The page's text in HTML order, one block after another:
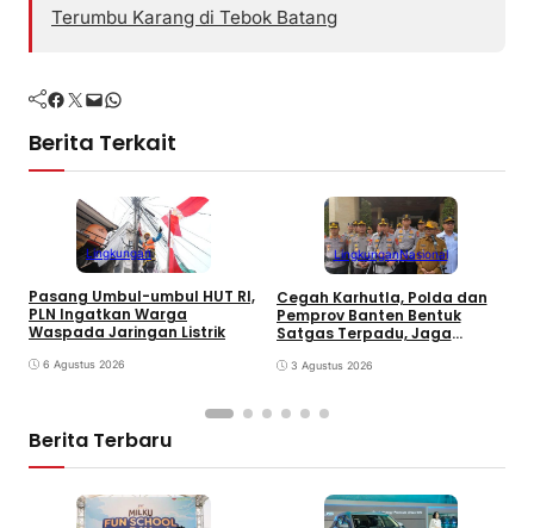
Terumbu Karang di Tebok Batang
Facebook Twitter Mail WhatsApp
Berita Terkait
Lingkungan
Pasang Umbul-umbul HUT RI,
PLN Ingatkan Warga
Waspada Jaringan Listrik
6 Agustus 2026
LingkunganNasional
Cegah Karhutla, Polda dan
Pemprov Banten Bentuk
Satgas Terpadu, Jaga
3 Agustus 2026
Berita Terbaru